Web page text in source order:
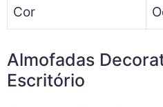
Cor
Almofadas
Escritório